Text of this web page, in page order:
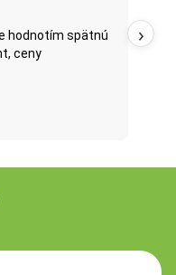
hodnotím spätnú
ceny
›